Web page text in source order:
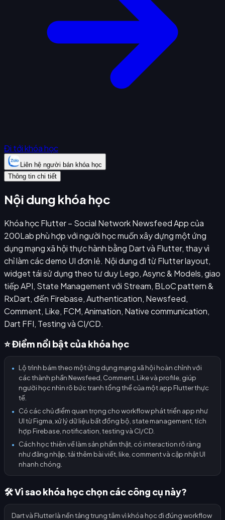
Đi tới khóa học
Liên hệ người bán khóa học
Thông tin chi tiết
Nội dung khóa học
Khóa học Flutter – Social Network Newsfeed App của
200Lab phù hợp với người học muốn xây dựng một ứng
dụng mạng xã hội thực hành bằng Dart và Flutter, thay vì
chỉ làm các demo UI đơn lẻ. Nội dung đi từ Flutter layout,
widget tái sử dụng theo tư duy Lego, Async & Models, giao
tiếp API, State Management với Stream, BLoC pattern &
RxDart, đến Firebase, Authentication, Newsfeed,
Comment, Like, FCM, Animation, Native communication,
Dart FFI, Testing và CI/CD.
⭐ Điểm nổi bật của khóa học
●
Lộ trình bám theo một ứng dụng mạng xã hội hoàn chỉnh với
các thành phần Newsfeed, Comment, Like và profile, giúp
người học nhìn rõ bức tranh tổng thể của một app Flutter thực
tế.
●
Có các chủ điểm quan trọng cho workflow phát triển app như
UI từ Figma, xử lý dữ liệu bất đồng bộ, state management, tích
hợp Firebase, notification, testing và CI/CD.
●
Cách học thiên về làm sản phẩm thật, có interaction rõ ràng
như đăng nhập, tải thêm bài viết, like, comment và cập nhật UI
nhanh chóng.
🛠️ Vì sao khóa học chọn các công cụ này?
Dart và Flutter là nền tảng trung tâm vì khóa học đi đúng workflow